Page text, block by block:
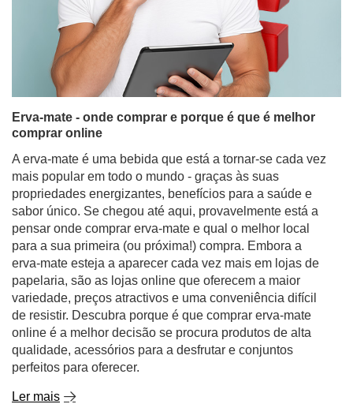
Erva-mate - onde comprar e porque é que é melhor
comprar online
A erva-mate é uma bebida que está a tornar-se cada vez
mais popular em todo o mundo - graças às suas
propriedades energizantes, benefícios para a saúde e
sabor único. Se chegou até aqui, provavelmente está a
pensar onde comprar erva-mate e qual o melhor local
para a sua primeira (ou próxima!) compra. Embora a
erva-mate esteja a aparecer cada vez mais em lojas de
papelaria, são as lojas online que oferecem a maior
variedade, preços atractivos e uma conveniência difícil
de resistir. Descubra porque é que comprar erva-mate
online é a melhor decisão se procura produtos de alta
qualidade, acessórios para a desfrutar e conjuntos
perfeitos para oferecer.
Ler mais